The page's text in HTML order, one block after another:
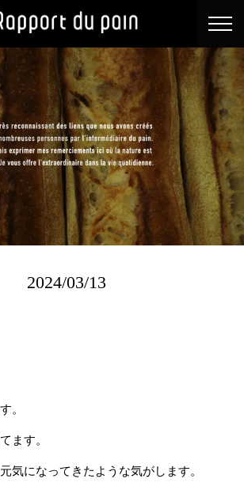
2024/03/13
。
ます。
気になってきたような気がします。